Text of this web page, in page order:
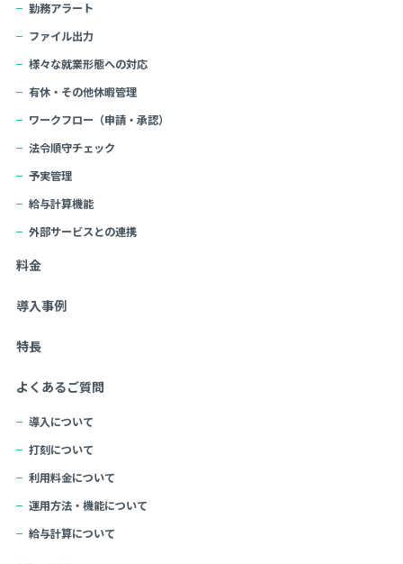
勤務アラート
ファイル出力
様々な就業形態への対応
有休・その他休暇管理
ワークフロー（申請・承認）
法令順守チェック
予実管理
給与計算機能
外部サービスとの連携
料金
導入事例
特長
よくあるご質問
導入について
打刻について
利用料金について
運用方法・機能について
給与計算について